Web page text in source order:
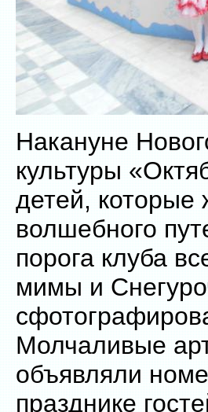
Накануне
культуры
детей, которые
волшебного
порога клуба
мимы и
Молчаливые
объявляли
празднике